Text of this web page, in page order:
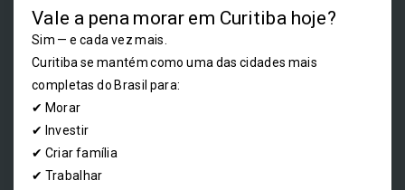
Vale a pena morar em Curitiba hoje?
Sim — e cada vez mais.
Curitiba se mantém como uma das cidades mais
completas do Brasil para:
✔ Morar
✔ Investir
✔ Criar família
✔ Trabalhar